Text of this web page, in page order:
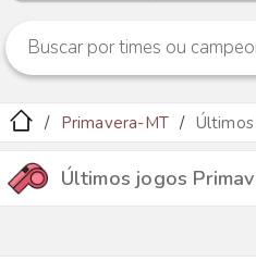
Primavera-MT
Últimos jogos